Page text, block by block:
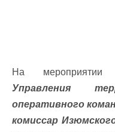
На мероприятии
Управления
оперативного
комиссар